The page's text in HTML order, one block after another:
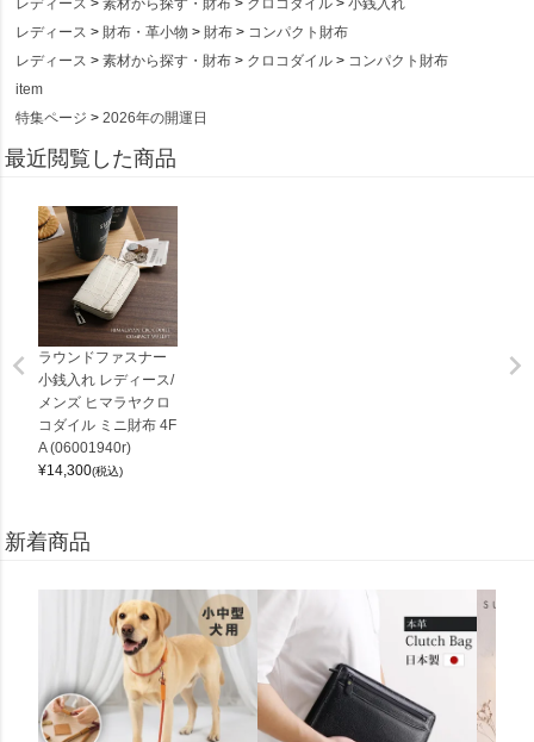
レディース 素材から探す・財布 クロコダイル
小銭入れ
レディース
財布・革小物 財布
コンパクト財布
レディース
素材から探す・財布 クロコダイル
コンパクト財布
item
特集ページ
2026年の開運日
最近閲覧した商品
ラウンドファスナー
小銭入れ レディース/
メンズ ヒマラヤクロ
コダイル ミニ財布 4F
A (06001940r)
¥14,300(税込)
新着商品